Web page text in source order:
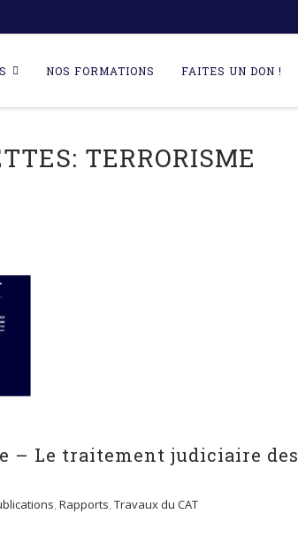
NOS FORMATIONS FAITES UN DON !
TERRORISME
– Le traitement judiciaire des
, Rapports, Travaux du CAT